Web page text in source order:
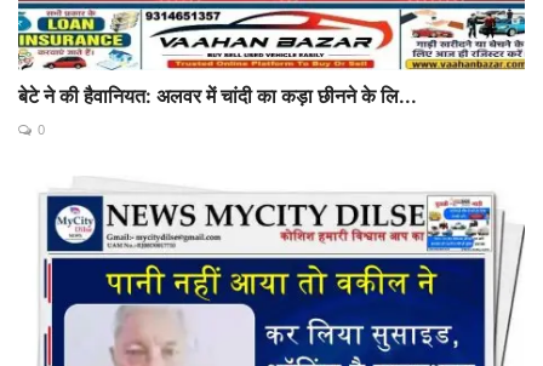
बेटे ने की हैवानियत: अलवर में चांदी का कड़ा छीनने के लि...
0